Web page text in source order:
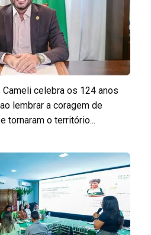
Cameli celebra os 124 anos
lembrar a coragem de
tornaram o território...